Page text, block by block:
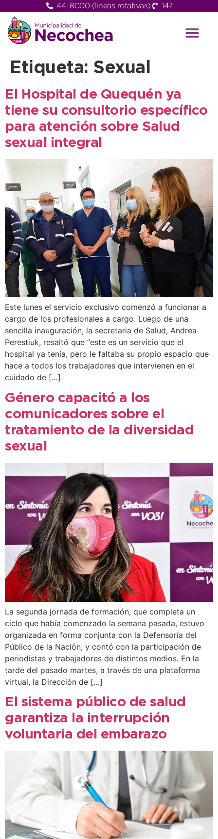
44-8000 (lineas rotativas) 147
Etiqueta: Sexual
El Hospital de Quequén ya
tiene su consultorio específico
para atención sobre Salud
sexual integral
Este lunes el servicio exclusivo comenzó a funcionar a
cargo de los profesionales a cargo. Luego de una
sencilla inauguración, la secretaria de Salud, Andrea
Perestiuk, resaltó que “este es un servicio que el
hospital ya tenía, pero le faltaba su propio espacio que
hace a todos los trabajadores que intervienen en el
cuidado de […]
Género capacitó a los
comunicadores sobre el
tratamiento de la diversidad
sexual
La segunda jornada de formación, que completa un
ciclo que había comenzado la semana pasada, estuvo
organizada en forma conjunta con la Defensoría del
Público de la Nación, y contó con la participación de
periodistas y trabajadores de distintos medios. En la
tarde del pasado martes, a través de una plataforma
virtual, la Dirección de […]
El sistema público de salud
garantiza la interrupción
voluntaria del embarazo